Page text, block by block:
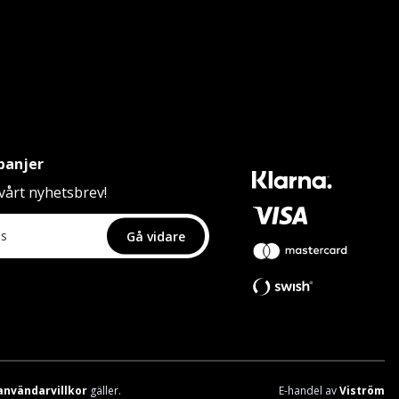
nyhetsbrev!
Gå vidare
gäller. E-handel avViström